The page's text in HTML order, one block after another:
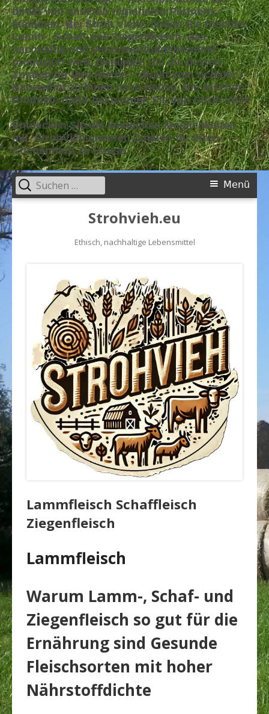
direkt von unseren regionalen Partnern
stammen. Bei Stroh Vieh® finden Sie frisches
Lamm-, Schaf- und Ziegenfleisch, das
nachhaltig und verantwortungsbewusst
produziert wird. Genießen Sie die besten
Zutaten für Ihre Küche – direkt vom Schäfer /
Bauernhof zu Ihnen nach Hause. Die frischen
Produkte dafür bekommen Sie von Stroh Vieh!
Entdecken Sie die köstlichen Möglichkeiten
mit StrohVieh unseren Zutaten für Ihren
Küchenherd zu Hause.